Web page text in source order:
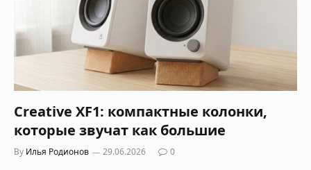
Creative XF1: компактные колонки,
которые звучат как большие
By Илья Родионов 29.06.2026 0